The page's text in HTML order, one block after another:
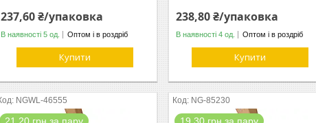
237,60 ₴/упаковка
В наявності 5 од. Оптом і в роздріб
Купити
238,80 ₴/упаковка
В наявності 4 од. Оптом і в роздріб
Купити
NGWL-46555 NG-85230